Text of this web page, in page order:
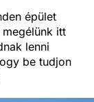
épület
itt
lenni
be tudjon